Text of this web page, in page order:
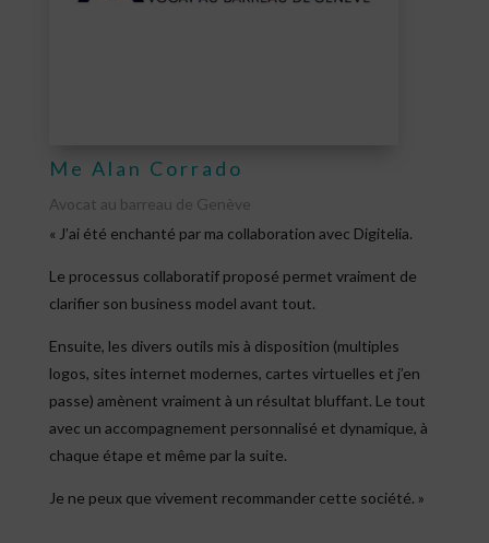
Me Alan Corrado
Avocat au barreau de Genève
« J’ai été enchanté par ma collaboration avec Digitelia.
Le processus collaboratif proposé permet vraiment de
clarifier son business model avant tout.
Ensuite, les divers outils mis à disposition (multiples
logos, sites internet modernes, cartes virtuelles et j’en
passe) amènent vraiment à un résultat bluffant. Le tout
avec un accompagnement personnalisé et dynamique, à
chaque étape et même par la suite.
Je ne peux que vivement recommander cette société. »